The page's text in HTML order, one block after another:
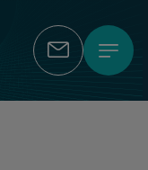
Kontakt